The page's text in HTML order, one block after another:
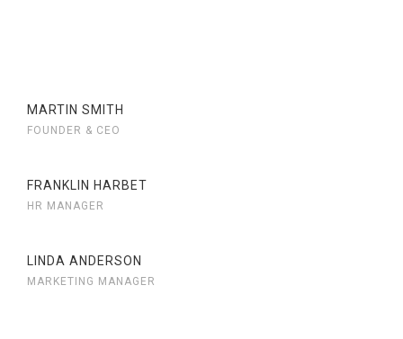
MARTIN SMITH
FOUNDER & CEO
FRANKLIN HARBET
HR MANAGER
LINDA ANDERSON
MARKETING MANAGER